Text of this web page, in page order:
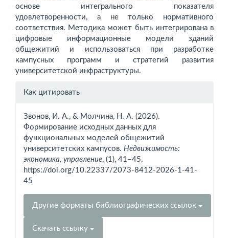
основе интегрального показателя
удовлетворенности, а не только нормативного
соответствия. Методика может быть интегрирована в
цифровые информационные модели зданий
общежитий и использоваться при разработке
кампусных программ и стратегий развития
университетской инфраструктуры.
Информация
Как цитировать
Звонов, И. А., & Молчина, Н. А. (2026).
Формирование исходных данных для
функциональных моделей общежитий
университетских кампусов. Недвижимость:
экономика, управление, (1), 41–45.
https://doi.org/10.22337/2073-8412-2026-1-41-
45
Другие форматы библиографических ссылок
Скачать ссылку